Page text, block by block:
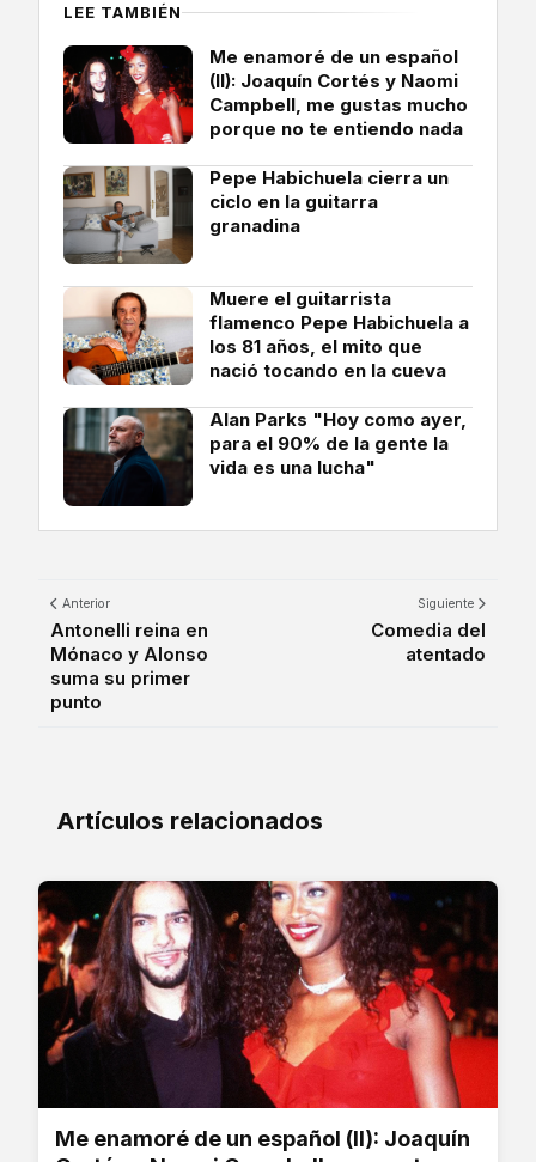
LEE TAMBIÉN
Me enamoré de un español
(II): Joaquín Cortés y Naomi
Campbell, me gustas mucho
porque no te entiendo nada
Pepe Habichuela cierra un
ciclo en la guitarra
granadina
Muere el guitarrista
flamenco Pepe Habichuela a
los 81 años, el mito que
nació tocando en la cueva
Alan Parks "Hoy como ayer,
para el 90% de la gente la
vida es una lucha"
Anterior
Antonelli reina en
Mónaco y Alonso
suma su primer
punto
Siguiente
Comedia del
atentado
Artículos relacionados
Me enamoré de un español (II): Joaquín